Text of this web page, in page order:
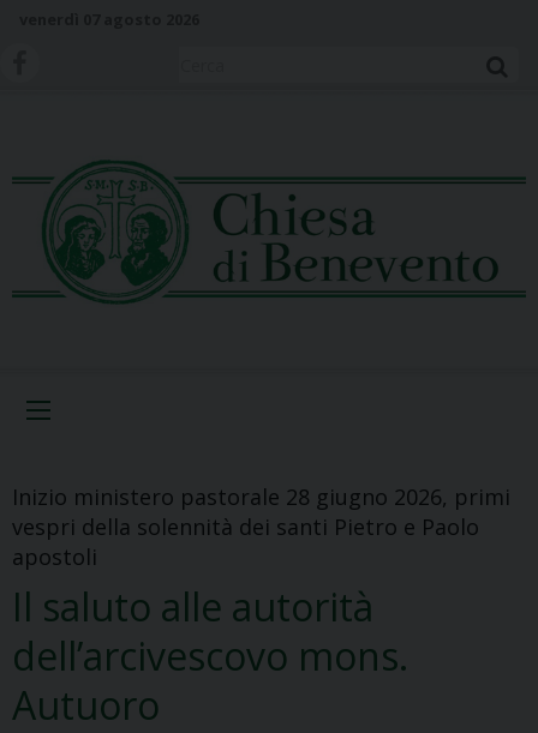
Inizio ministero pastorale 28 giugno 2026, primi
vespri della solennità dei santi Pietro e Paolo
apostoli
Il saluto alle autorità
dell’arcivescovo mons.
Autuoro